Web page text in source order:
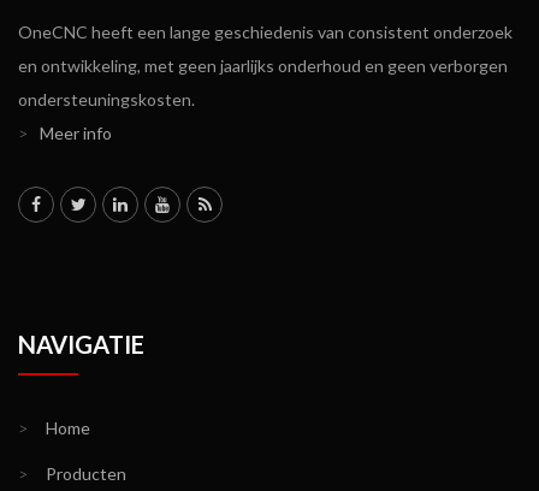
OneCNC heeft een lange geschiedenis van consistent onderzoek
en ontwikkeling, met geen jaarlijks onderhoud en geen verborgen
ondersteuningskosten.
>
Meer info
NAVIGATIE
> Home
> Producten